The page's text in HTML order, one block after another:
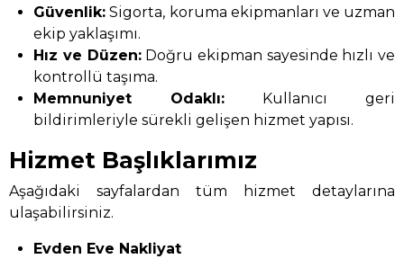
Güvenlik: Sigorta, koruma ekipmanları ve uzman
ekip yaklaşımı.
Hız ve Düzen:Doğru ekipman sayesinde hızlı ve
kontrollü taşıma.
Memnuniyet Odaklı: Kullanıcı geri
bildirimleriyle sürekli gelişen hizmet yapısı.
Hizmet Başlıklarımız
Aşağıdaki sayfalardan tüm hizmet detaylarına
ulaşabilirsiniz.
Evden Eve Nakliyat